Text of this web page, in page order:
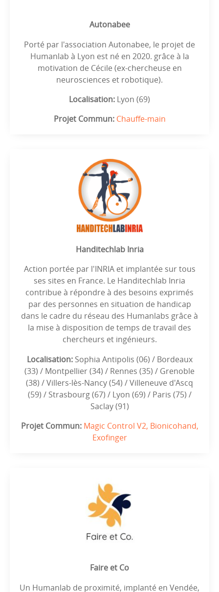
Autonabee
Porté par l'association Autonabee, le projet de
Humanlab à Lyon est né en 2020. grâce à la
motivation de Cécile (ex-chercheuse en
neurosciences et robotique).
Localisation: Lyon (69)
Projet Commun: Chauffe-main
Handitechlab Inria
Action portée par l'INRIA et implantée sur tous
ses sites en France. Le Handitechlab Inria
contribue à répondre à des besoins exprimés
par des personnes en situation de handicap
dans le cadre du réseau des Humanlabs grâce à
la mise à disposition de temps de travail des
chercheurs et ingénieurs.
Localisation: Sophia Antipolis (06) / Bordeaux
(33) / Montpellier (34) / Rennes (35) / Grenoble
(38) / Villers-lès-Nancy (54) / Villeneuve d'Ascq
(59) / Strasbourg (67) / Lyon (69) / Paris (75) /
Saclay (91)
Projet Commun: Magic Control V2, Bionicohand,
Exofinger
Faire et Co
Un Humanlab de proximité, implanté en Vendée,